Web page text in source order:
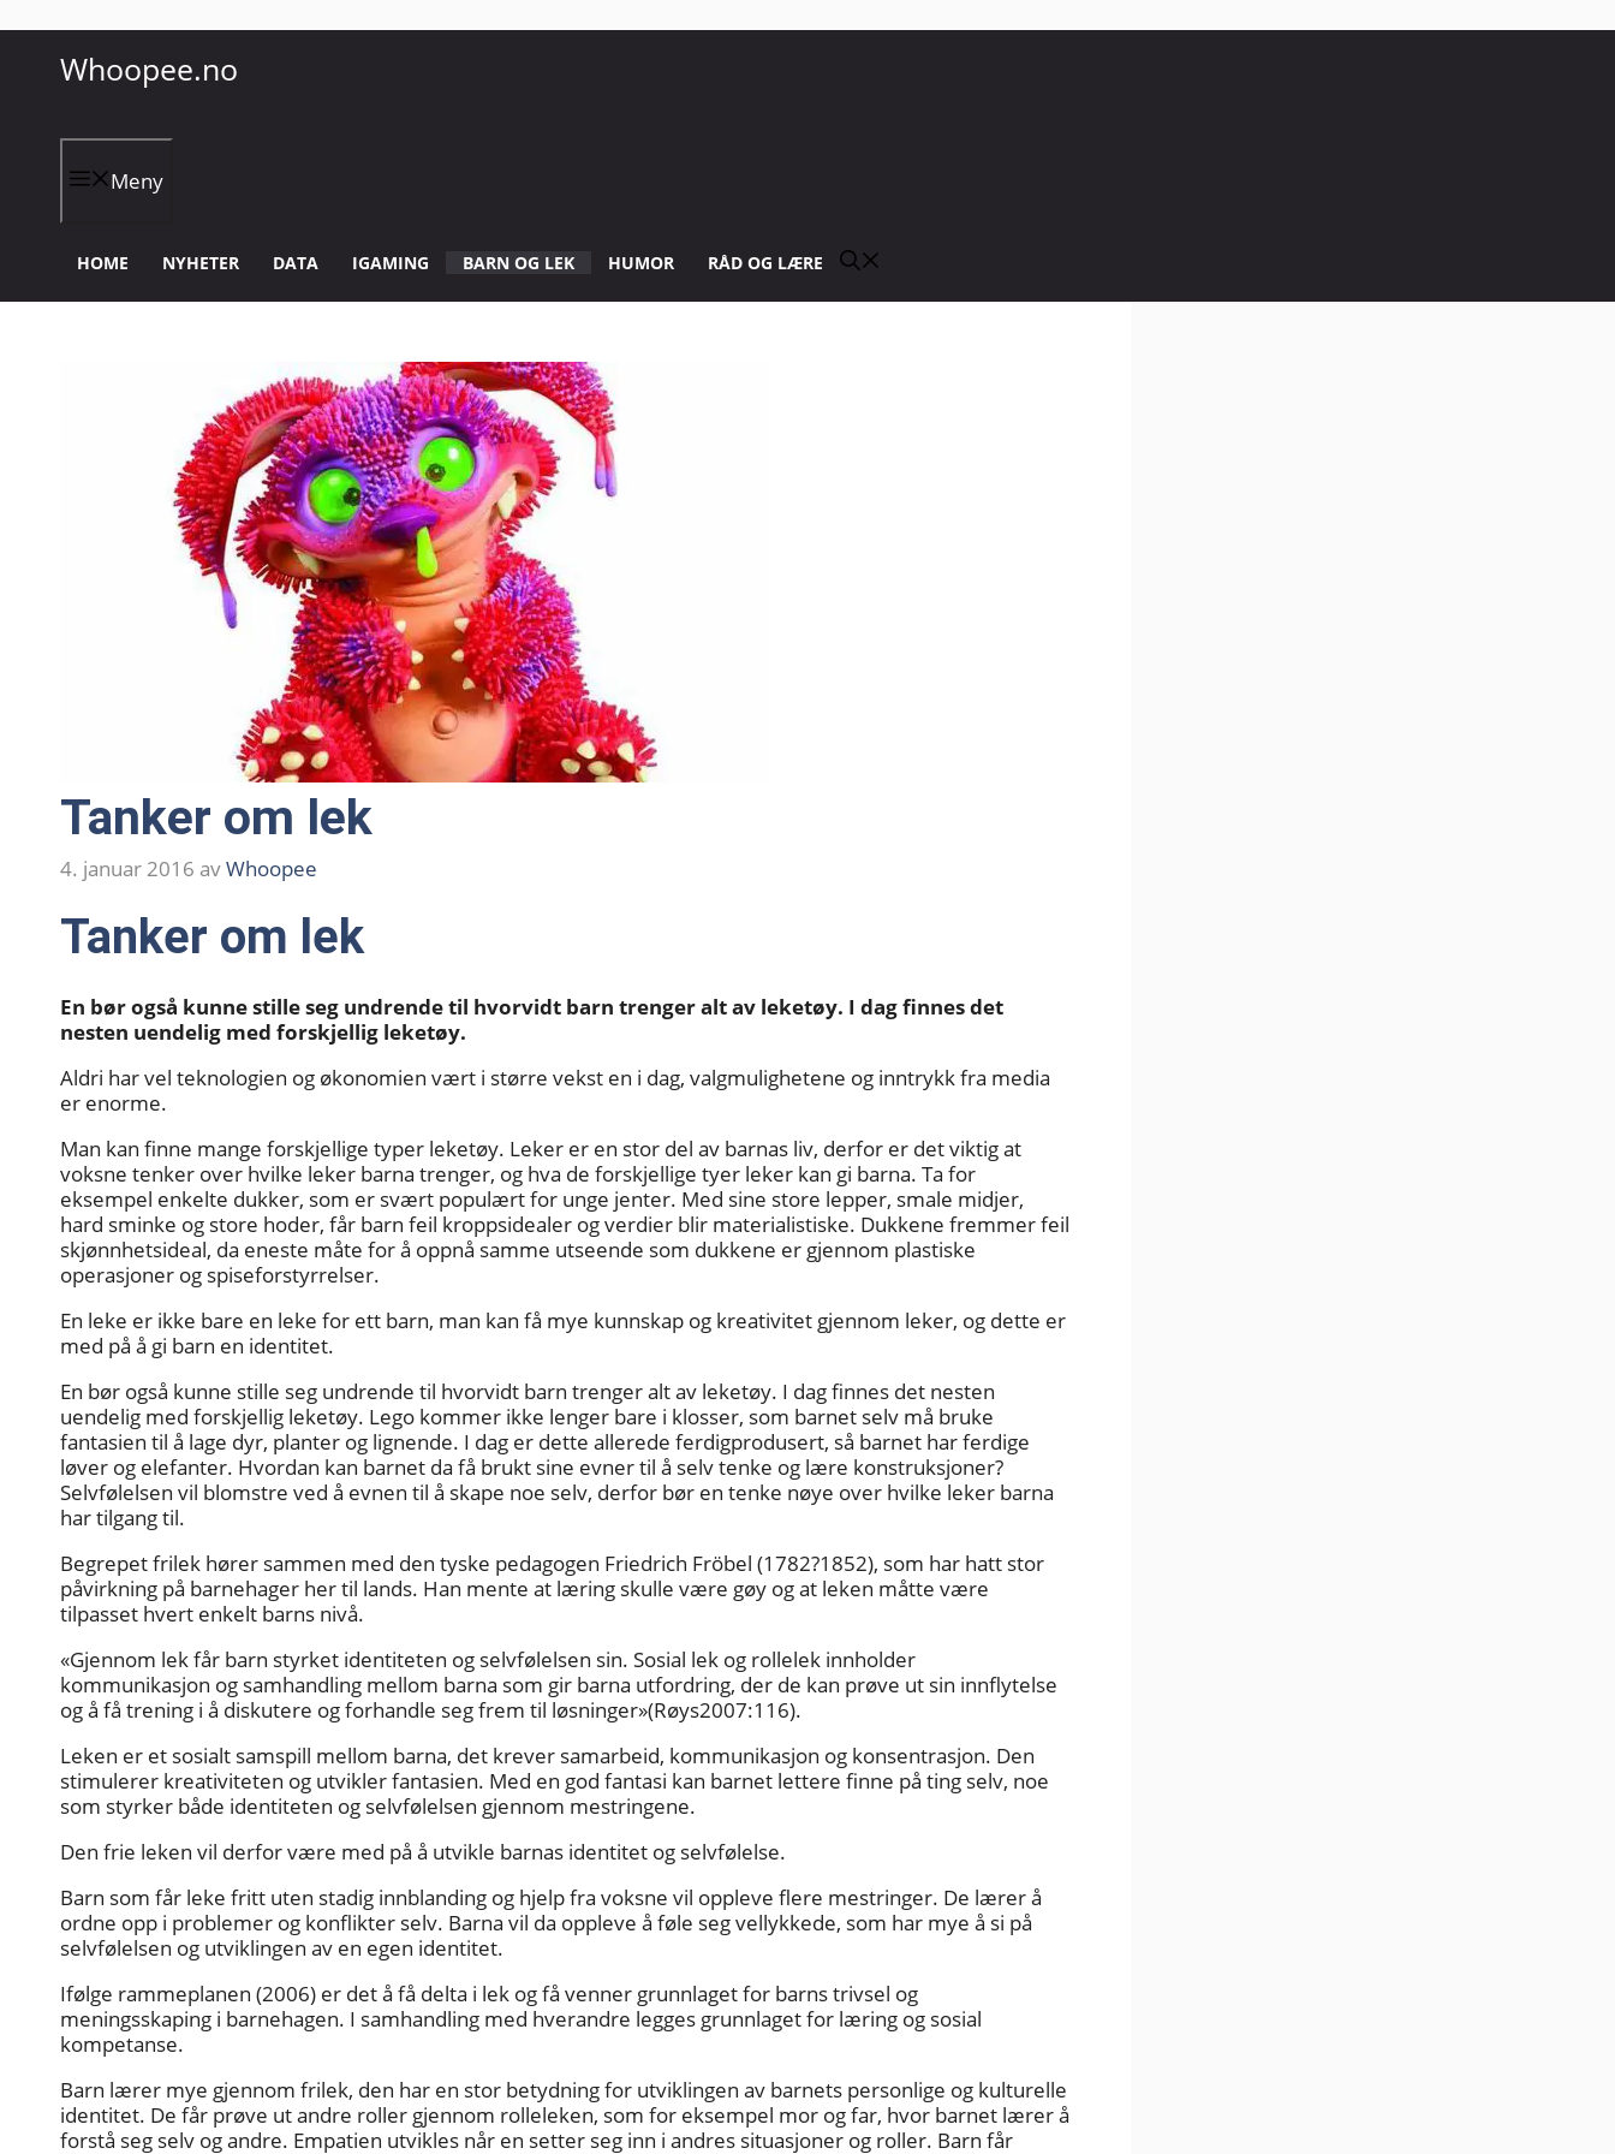
Whoopee.no
Meny
HOME NYHETER DATA IGAMING BARN OG LEK HUMOR RÅD OG LÆRE
Tanker om lek
4. januar 2016 avWhoopee
Tanker om lek
En bør også kunne stille seg undrende til hvorvidt barn trenger alt av leketøy. I dag finnes det
nesten uendelig med forskjellig leketøy.
Aldri har vel teknologien og økonomien vært i større vekst en i dag, valgmulighetene og inntrykk fra media
er enorme.
Man kan finne mange forskjellige typer leketøy. Leker er en stor del av barnas liv, derfor er det viktig at
voksne tenker over hvilke leker barna trenger, og hva de forskjellige tyer leker kan gi barna. Ta for
eksempel enkelte dukker, som er svært populært for unge jenter. Med sine store lepper, smale midjer,
hard sminke og store hoder, får barn feil kroppsidealer og verdier blir materialistiske. Dukkene fremmer feil
skjønnhetsideal, da eneste måte for å oppnå samme utseende som dukkene er gjennom plastiske
operasjoner og spiseforstyrrelser.
En leke er ikke bare en leke for ett barn, man kan få mye kunnskap og kreativitet gjennom leker, og dette er
med på å gi barn en identitet.
En bør også kunne stille seg undrende til hvorvidt barn trenger alt av leketøy. I dag finnes det nesten
uendelig med forskjellig leketøy. Lego kommer ikke lenger bare i klosser, som barnet selv må bruke
fantasien til å lage dyr, planter og lignende. I dag er dette allerede ferdigprodusert, så barnet har ferdige
løver og elefanter. Hvordan kan barnet da få brukt sine evner til å selv tenke og lære konstruksjoner?
Selvfølelsen vil blomstre ved å evnen til å skape noe selv, derfor bør en tenke nøye over hvilke leker barna
har tilgang til.
Begrepet frilek hører sammen med den tyske pedagogen Friedrich Fröbel (1782?1852), som har hatt stor
påvirkning på barnehager her til lands. Han mente at læring skulle være gøy og at leken måtte være
tilpasset hvert enkelt barns nivå.
«Gjennom lek får barn styrket identiteten og selvfølelsen sin. Sosial lek og rollelek innholder
kommunikasjon og samhandling mellom barna som gir barna utfordring, der de kan prøve ut sin innflytelse
og å få trening i å diskutere og forhandle seg frem til løsninger»(Røys2007:116).
Leken er et sosialt samspill mellom barna, det krever samarbeid, kommunikasjon og konsentrasjon. Den
stimulerer kreativiteten og utvikler fantasien. Med en god fantasi kan barnet lettere finne på ting selv, noe
som styrker både identiteten og selvfølelsen gjennom mestringene.
Den frie leken vil derfor være med på å utvikle barnas identitet og selvfølelse.
Barn som får leke fritt uten stadig innblanding og hjelp fra voksne vil oppleve flere mestringer. De lærer å
ordne opp i problemer og konflikter selv. Barna vil da oppleve å føle seg vellykkede, som har mye å si på
selvfølelsen og utviklingen av en egen identitet.
Ifølge rammeplanen (2006) er det å få delta i lek og få venner grunnlaget for barns trivsel og
meningsskaping i barnehagen. I samhandling med hverandre legges grunnlaget for læring og sosial
kompetanse.
Barn lærer mye gjennom frilek, den har en stor betydning for utviklingen av barnets personlige og kulturelle
identitet. De får prøve ut andre roller gjennom rolleleken, som for eksempel mor og far, hvor barnet lærer å
forstå seg selv og andre. Empatien utvikles når en setter seg inn i andres situasjoner og roller. Barn får